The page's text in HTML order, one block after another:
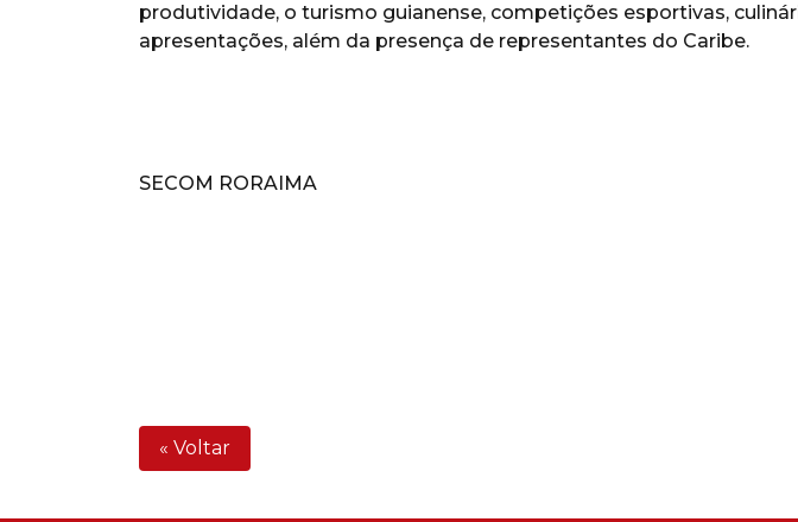
produtividade, o turismo guianense, competições esportivas,
apresentações, além da presença de representantes do Caribe.
SECOM RORAIMA
« Voltar